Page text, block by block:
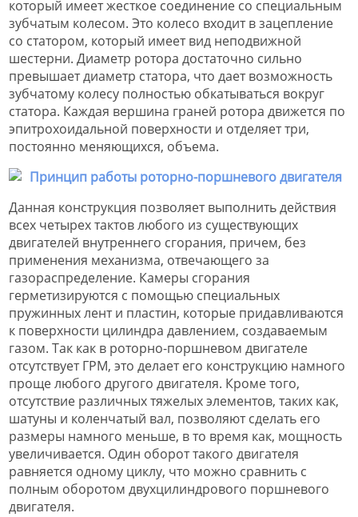
который имеет жесткое соединение со специальным
зубчатым колесом. Это колесо входит в зацепление
со статором, который имеет вид неподвижной
шестерни. Диаметр ротора достаточно сильно
превышает диаметр статора, что дает возможность
зубчатому колесу полностью обкатываться вокруг
статора. Каждая вершина граней ротора движется по
эпитрохоидальной поверхности и отделяет три,
постоянно меняющихся, объема.
Данная конструкция позволяет выполнить действия
всех четырех тактов любого из существующих
двигателей внутреннего сгорания, причем, без
применения механизма, отвечающего за
газораспределение. Камеры сгорания
герметизируются с помощью специальных
пружинных лент и пластин, которые придавливаются
к поверхности цилиндра давлением, создаваемым
газом. Так как в роторно-поршневом двигателе
отсутствует ГРМ, это делает его конструкцию намного
проще любого другого двигателя. Кроме того,
отсутствие различных тяжелых элементов, таких как,
шатуны и коленчатый вал, позволяют сделать его
размеры намного меньше, в то время как, мощность
увеличивается. Один оборот такого двигателя
равняется одному циклу, что можно сравнить с
полным оборотом двухцилиндрового поршневого
двигателя.